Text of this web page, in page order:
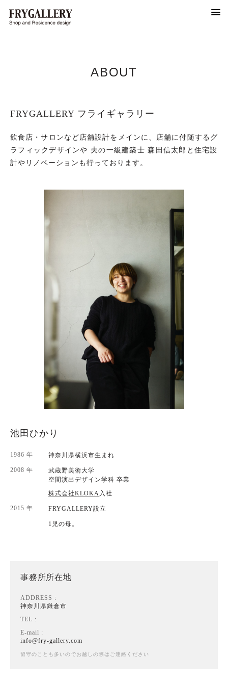
ABOUT
FRYGALLERY フライギャラリー
飲食店・サロンなど店舗設計をメインに、店舗に付随するグ
ラフィックデザインや 夫の一級建築士 森田信太郎と住宅設
計やリノベーションも行っております。
池田ひかり
1986 年 神奈川県横浜市生まれ
2008 年
武蔵野美術大学
空間演出デザイン学科 卒業
株式会社KLOKA 入社
2015 年 FRYGALLERY設立
1児の母。
事務所所在地
ADDRESS :
神奈川県鎌倉市
TEL :
E-mail :
info@fry-gallery.com
留守のことも多いのでお越しの際はご連絡ください